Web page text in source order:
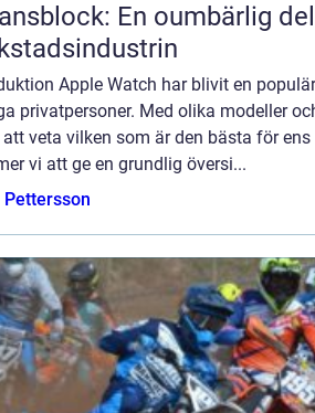
En oumbärlig
Apple Watch har blivit en
privatpersoner. Med olika modeller
veta vilken som är den bästa för ens
vi att ge en grundlig översi...